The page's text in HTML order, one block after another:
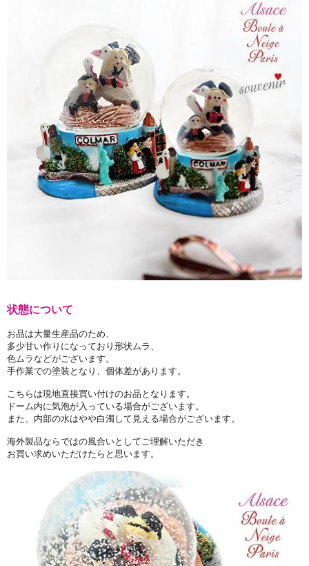
状態について
お品は大量生産品のため、
多少甘い作りになっており形状ムラ、
色ムラなどがございます。
手作業での塗装となり、個体差があります。
こちらは現地直接買い付けのお品となります。
ドーム内に気泡が入っている場合がございます。
また、内部の水はやや白濁して見える場合がございます。
海外製品ならではの風合いとしてご理解いただき
お買い求めいただけたらと思います。